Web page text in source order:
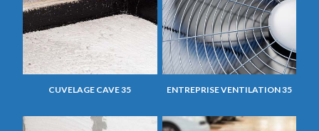
CUVELAGE CAVE 35 ENTREPRISE VENTILATION 35